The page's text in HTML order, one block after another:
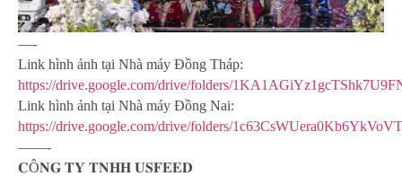
—-
Link hình ảnh tại Nhà máy Đồng Tháp:
https://drive.google.com/drive/folders/
Link hình ảnh tại Nhà máy Đồng Nai:
https://drive.google.com/drive/folders/
——-
𝐂Ô𝐍𝐆 𝐓𝐘 𝐓𝐍𝐇𝐇 𝐔𝐒𝐅𝐄𝐄𝐃